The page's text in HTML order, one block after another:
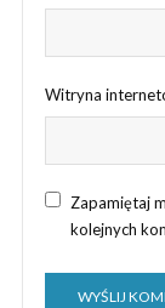
Witryna
Zapamiętaj
kolejnych